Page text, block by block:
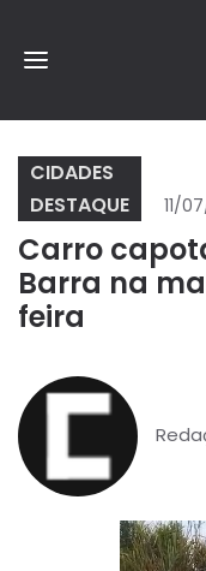
CIDADES
DESTAQUE
11/
Carro
Barra na
feira